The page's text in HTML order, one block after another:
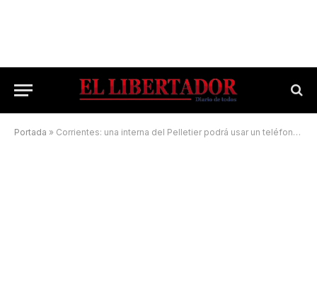
Portada » Corrientes: una interna del Pelletier podrá usar un teléfono celular